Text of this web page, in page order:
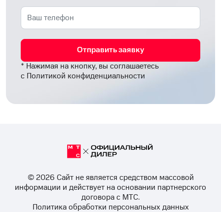
Отправить заявку
* Нажимая на кнопку, вы соглашаетесь
с Политикой конфиденциальности
© 2026 Cайт не является средством массовой
информации и действует на основании партнерского
договора с МТС.
Политика обработки персональных данных